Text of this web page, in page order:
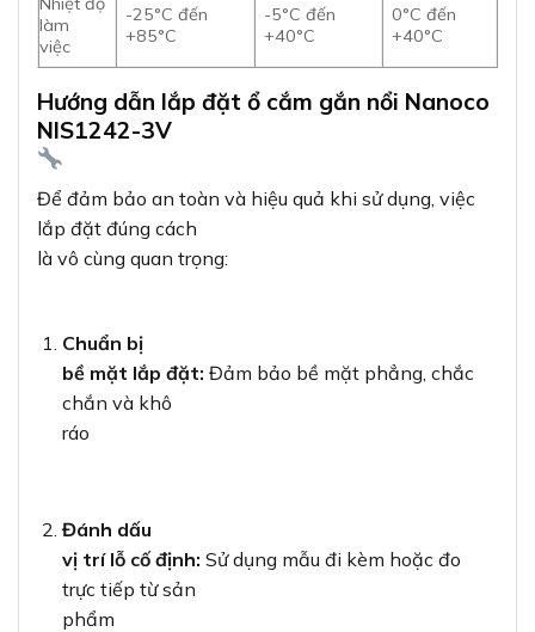
làm
việc
-25°C đến
+85°C
-5°C đến
+40°C
0°C đến
+40°C
Hướng dẫn lắp đặt ổ cắm gắn nổi Nanoco
NIS1242-3V
Để đảm bảo an toàn và hiệu quả khi sử dụng, việc
lắp đặt đúng cách
là vô cùng quan trọng:
Chuẩn bị
bề mặt lắp đặt: Đảm bảo bề mặt phẳng, chắc
chắn và khô
ráo
Đánh dấu
vị trí lỗ cố định: Sử dụng mẫu đi kèm hoặc đo
trực tiếp từ sản
phẩm